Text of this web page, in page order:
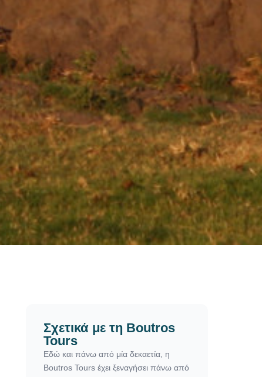
Σχετικά με τη Boutros
Tours
Εδώ και πάνω από μία δεκαετία, η
Boutros Tours έχει ξεναγήσει πάνω από